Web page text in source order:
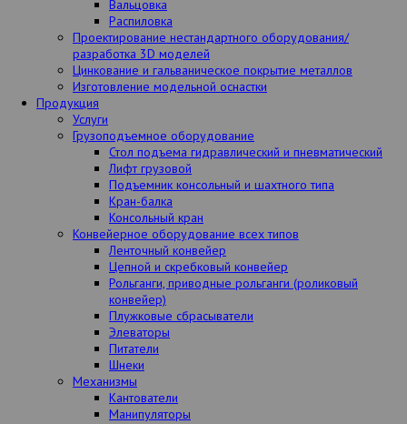
Вальцовка
Распиловка
Проектирование нестандартного оборудования/
разработка 3D моделей
Цинкование и гальваническое покрытие металлов
Изготовление модельной оснастки
Продукция
Услуги
Грузоподъемное оборудование
Стол подъема гидравлический и пневматический
Лифт грузовой
Подъемник консольный и шахтного типа
Кран-балка
Консольный кран
Конвейерное оборудование всех типов
Ленточный конвейер
Цепной и скребковый конвейер
Рольганги, приводные рольганги (роликовый
конвейер)
Плужковые сбрасыватели
Элеваторы
Питатели
Шнеки
Механизмы
Кантователи
Манипуляторы